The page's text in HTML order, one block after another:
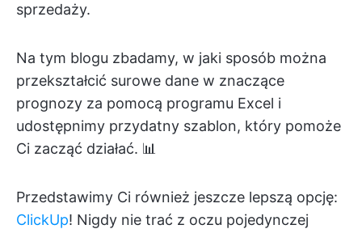
sprzedaży.
Na tym blogu zbadamy, w jaki sposób można
przekształcić surowe dane w znaczące
prognozy za pomocą programu Excel i
udostępnimy przydatny szablon, który pomoże
Ci zacząć działać. 📊
Przedstawimy Ci również jeszcze lepszą opcję:
ClickUp! Nigdy nie trać z oczu pojedynczej